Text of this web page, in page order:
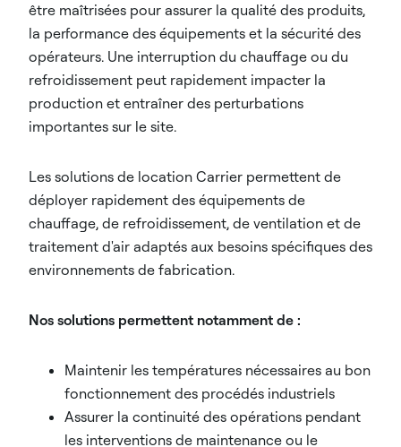
être maîtrisées pour assurer la qualité des produits,
la performance des équipements et la sécurité des
opérateurs. Une interruption du chauffage ou du
refroidissement peut rapidement impacter la
production et entraîner des perturbations
importantes sur le site.
Les solutions de location Carrier permettent de
déployer rapidement des équipements de
chauffage, de refroidissement, de ventilation et de
traitement d'air adaptés aux besoins spécifiques des
environnements de fabrication.
Nos solutions permettent notamment de :
Maintenir les températures nécessaires au bon
fonctionnement des procédés industriels
Assurer la continuité des opérations pendant
les interventions de maintenance ou le